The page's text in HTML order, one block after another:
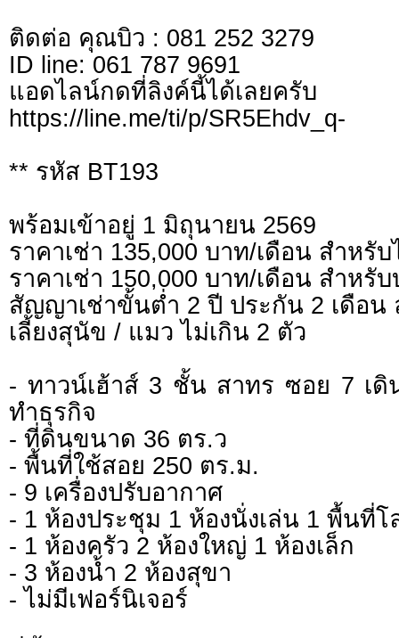
ติดต่อ คุณบิว : 081 252 3279
ID line: 061 787 9691
แอดไลน์กดที่ลิงค์นี้ไ
https://line.me/ti/p/SR5Ehdv_q-
** รหัส BT193
พร้อมเข้าอยู่ 1 มิถุนายน 2569
ราคาเช่า 135,000 บาท/เดือน สำหรั
ราคาเช่า 150,000 บาท/เดือน สำหรั
สัญญาเช่าขั้นต่ำ 2 ปี ประกัน 2 เดือน
เลี้ยงสุนัข / แมว ไม่เกิน 2 ตัว
- ทาวน์เฮ้าส์ 3 ชั้น สาทร ซอย 7 เดิ
ทำธุรกิจ
- ที่ดินขนาด 36 ตร.ว
- พื้นที่ใช้สอย 250 ตร.ม.
- 9 เครื่องปรับอากาศ
- 1 ห้องประชุม 1 ห้องนั่งเล่น 1 พื้นที่โ
- 1 ห้องครัว 2 ห้องใหญ่ 1 ห้องเล็ก
- 3 ห้องน้ำ 2 ห้องสุขา
- ไม่มีเฟอร์นิเจอร์